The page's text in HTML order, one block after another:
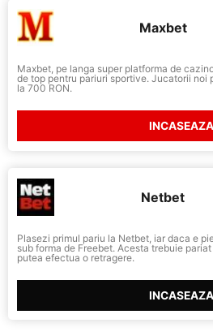
Maxbet
Maxbet, pe langa super platforma de
de top pentru pariuri sportive. Jucatorii noi
la 700 RON.
INCASEAZA
Netbet
Plasezi primul pariu la Netbet, iar daca e
sub forma de Freebet. Acesta trebuie
putea efectua o retragere.
INCASEAZA